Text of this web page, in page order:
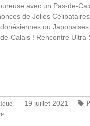
avec un Pas-de-
de Jolies
ou
Calais ! Rencontre Ultra
19 juillet 2021